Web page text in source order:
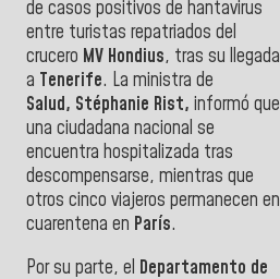
de casos positivos de hantavirus
entre turistas repatriados del
crucero MV Hondius, tras su llegada
a Tenerife. La ministra de
Salud, Stéphanie Rist, informó que
una ciudadana nacional se
encuentra hospitalizada tras
descompensarse, mientras que
otros cinco viajeros permanecen en
cuarentena en París.
Por su parte, el Departamento de